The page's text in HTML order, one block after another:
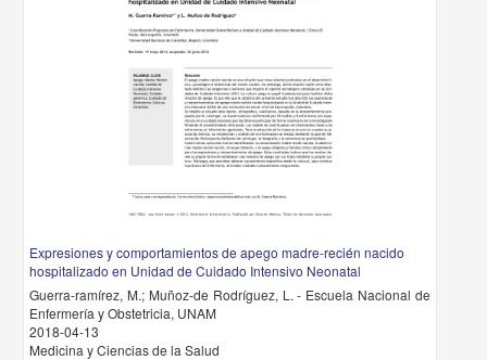
Expresiones y comportamientos de apego madre-recién nacido
hospitalizado en Unidad de Cuidado Intensivo Neonatal
Guerra-ramírez, M.; Muñoz-de Rodríguez, L. - Escuela Nacional de
Enfermería y Obstetricia, UNAM
2018-04-13
Medicina y Ciencias de la Salud